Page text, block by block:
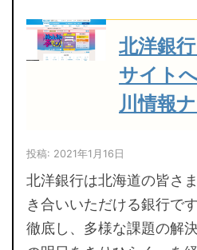
北洋銀
サイト
川情報
投稿: 2021年1月16日
北洋銀行は北海道の皆さ
き合いいただける銀行で
徹底し、多様な課題の解